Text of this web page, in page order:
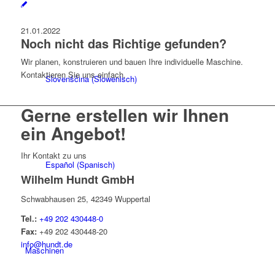
Slovenščina(Slowenisch)
Español (Spanisch)
Maschinen
21.01.2022
Noch nicht das Richtige gefunden?
Wir planen, konstruieren und bauen Ihre individuelle Maschine.
Kontaktieren Sie uns einfach.
Gerne erstellen wir Ihnen
ein Angebot!
Ihr Kontakt zu uns
Wilhelm Hundt GmbH
Schwabhausen 25, 42349 Wuppertal
Tel.: +49 202 430448-0
Fax:+49 202 430448-20
info@hundt.de